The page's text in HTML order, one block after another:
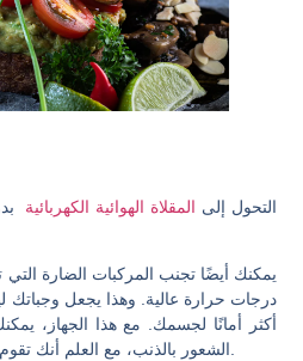
التحول إلى المقلاة الهوائية الكهربائية
يمكنك أيضًا تجنب المركبات الضارة
درجات حرارة عالية. وهذا يجعل
أكثر أمانًا لجسمك. مع هذا الجهاز،
الشعور بالذنب، مع العلم أنك تقوم باختيار صحي لنفسك ولعائلتك.